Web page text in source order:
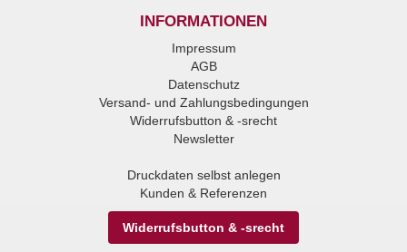
INFORMATIONEN
Impressum
AGB
Datenschutz
Versand- und Zahlungsbedingungen
Widerrufsbutton & -srecht
Newsletter
Druckdaten selbst anlegen
Kunden & Referenzen
Widerrufsbutton & -srecht